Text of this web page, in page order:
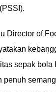
Director of
sepak bola
penuh